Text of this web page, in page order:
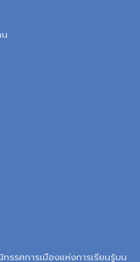
รรศการเมืองแห่งการเรียนรู้บน